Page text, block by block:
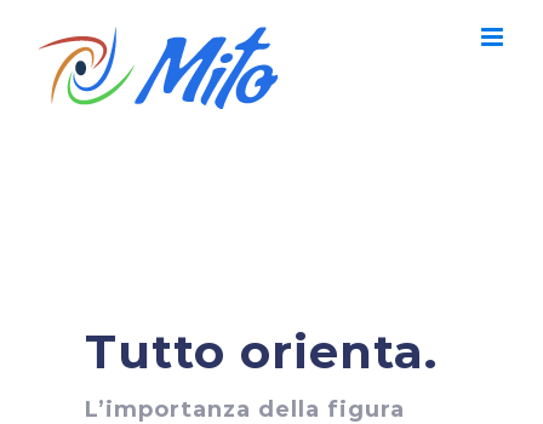
contenuto
Tutto orienta.
L’importanza della figura